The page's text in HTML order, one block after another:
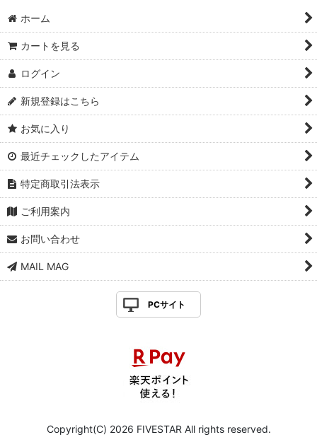
ホーム
カートを見る
ログイン
新規登録はこちら
お気に入り
最近チェックしたアイテム
特定商取引法表示
ご利用案内
お問い合わせ
MAIL MAG
PCサイト
Copyright(C) 2026 FIVESTAR All rights reserved.